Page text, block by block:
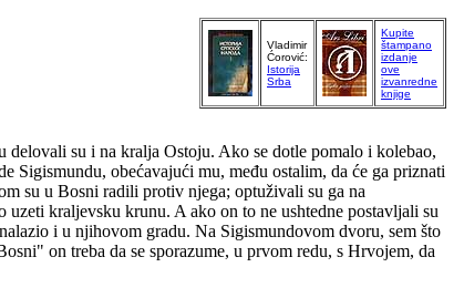
Vladimir
Ćorović:
Istorija
Srba
Kupite
štampano
izdanje
ove
izvanredne
knjige
su i na kralja Ostoju. Ako se dotle pomalo i kolebao,
Sigismundu, obećavajući mu, među ostalim, da će ga priznati
su u Bosni radili protiv njega; optuživali su ga na
kraljevsku krunu. A ako on to ne ushtedne postavljali su
i u njihovom gradu. Na Sigismundovom dvoru, sem što
on treba da se sporazume, u prvom redu, s Hrvojem, da